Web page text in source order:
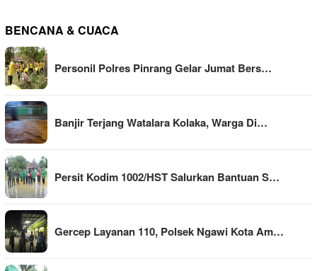
BENCANA & CUACA
Personil Polres Pinrang Gelar Jumat Bers…
Banjir Terjang Watalara Kolaka, Warga Di…
Persit Kodim 1002/HST Salurkan Bantuan S…
Gercep Layanan 110, Polsek Ngawi Kota Am…